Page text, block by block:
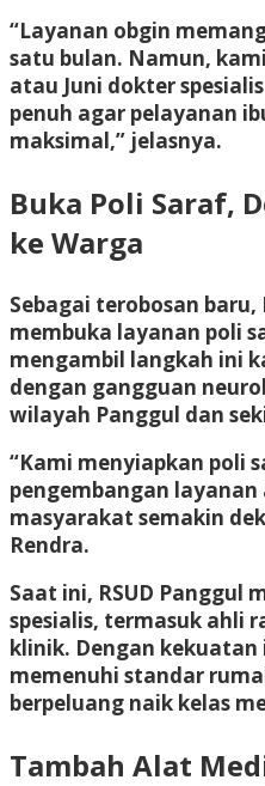
“Layanan obgin
satu bulan. Namun,
atau Juni dokter
penuh agar pelayanan
maksimal,” jelasnya.
Buka Poli Saraf,
ke Warga
Sebagai terobosan baru,
membuka layanan poli
mengambil langkah ini
dengan gangguan
wilayah Panggul dan
“Kami menyiapkan poli
pengembangan layanan
masyarakat semakin
Rendra.
Saat ini, RSUD Panggul
spesialis, termasuk ahli
klinik. Dengan kekuatan
memenuhi standar
berpeluang naik kelas
Tambah Alat